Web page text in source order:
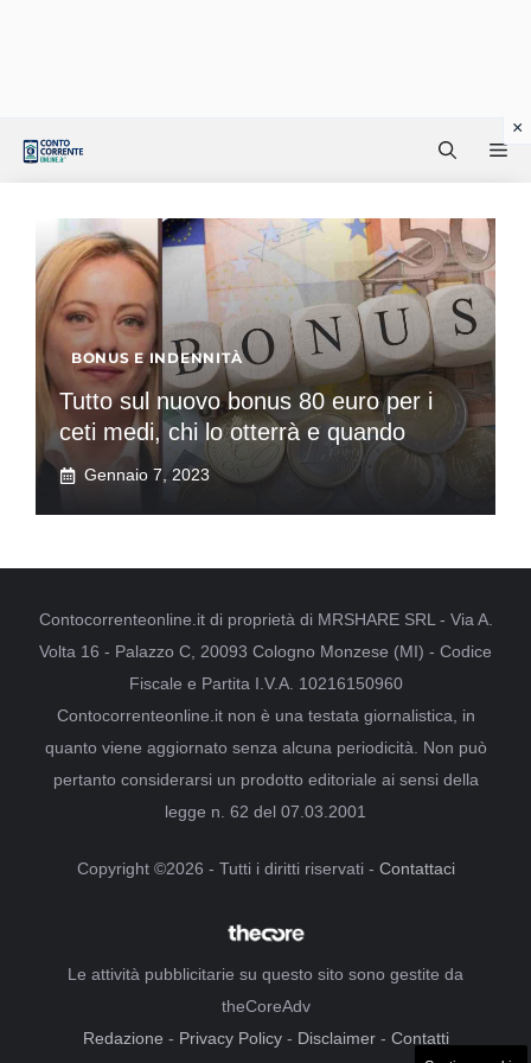
BONUS E INDENNITÀ
Tutto sul nuovo bonus 80 euro per i
ceti medi, chi lo otterrà e quando
Gennaio 7, 2023
Contocorrenteonline.it di proprietà di MRSHARE SRL - Via A.
Volta 16 - Palazzo C, 20093 Cologno Monzese (MI) - Codice
Fiscale e Partita I.V.A. 10216150960
Contocorrenteonline.it non è una testata giornalistica, in
quanto viene aggiornato senza alcuna periodicità. Non può
pertanto considerarsi un prodotto editoriale ai sensi della
legge n. 62 del 07.03.2001
Copyright ©2026 - Tutti i diritti riservati - Contattaci
Le attività pubblicitarie su questo sito sono gestite da
theCoreAdv
Redazione - Privacy Policy- Disclaimer- Contatti